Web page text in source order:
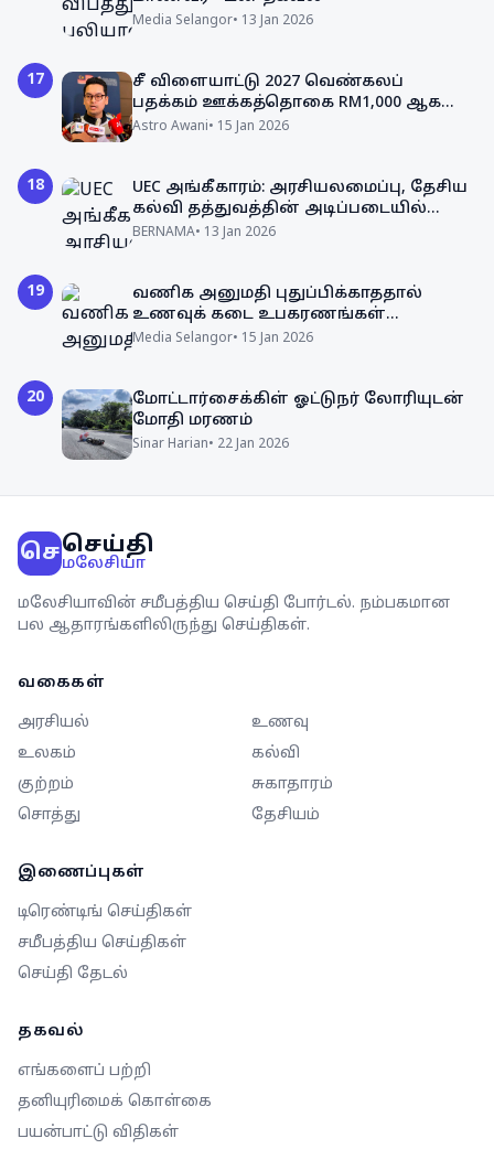
Media Selangor• 13 Jan 2026
17
சீ விளையாட்டு 2027 வெண்கலப்
பதக்கம் ஊக்கத்தொகை RM1,000 ஆக
உயர்வு
Astro Awani• 15 Jan 2026
18
UEC அங்கீகாரம்: அரசியலமைப்பு, தேசிய
கல்வி தத்துவத்தின் அடிப்படையில்
அமைய வேண்டும்
BERNAMA• 13 Jan 2026
19
வணிக அனுமதி புதுப்பிக்காததால்
உணவுக் கடை உபகரணங்கள்
பறிமுதல்!
Media Selangor• 15 Jan 2026
20
மோட்டார்சைக்கிள் ஓட்டுநர் லோரியுடன்
மோதி மரணம்
Sinar Harian• 22 Jan 2026
செசெய்தி
மலேசியா
மலேசியாவின் சமீபத்திய செய்தி போர்டல். நம்பகமான
பல ஆதாரங்களிலிருந்து செய்திகள்.
வகைகள்
அரசியல்
உணவு
உலகம்
கல்வி
குற்றம்
சுகாதாரம்
சொத்து
தேசியம்
இணைப்புகள்
டிரெண்டிங் செய்திகள்
சமீபத்திய செய்திகள்
செய்தி தேடல்
தகவல்
எங்களைப் பற்றி
தனியுரிமைக் கொள்கை
பயன்பாட்டு விதிகள்